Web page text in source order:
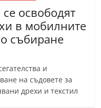
освободят
в мобилните
събиране
и
на съдовете за
дрехи и текстил